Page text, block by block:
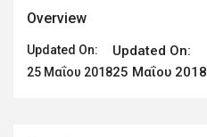
Overview
Updated On:
25 Μαΐου 2018
Updated On:
25 Μαΐου 2018